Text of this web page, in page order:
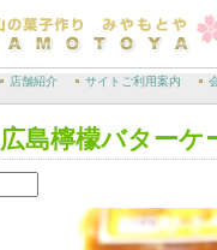
店舗紹介 サイトご利用案内
広島檸檬バターケ